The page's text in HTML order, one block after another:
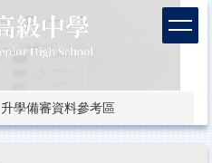
升學備審資料參考區